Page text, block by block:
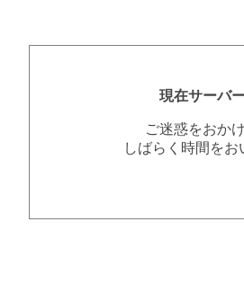
現在サーバ
ご迷惑をおか
しばらく時間を